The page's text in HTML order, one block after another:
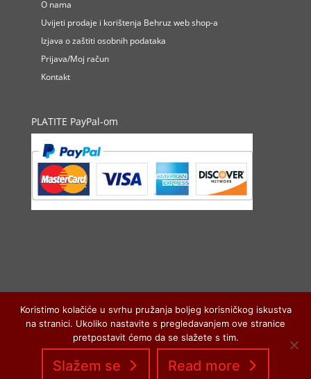
O nama
Uvijeti prodaje i korištenja Behruz web shop-a
Izjava o zaštiti osobnih podataka
Prijava/Moj račun
Kontakt
PLATITE PayPal-om
© 2011-2025 Behruz d.o.o. - carpet web shop - All Rights
Koristimo kolačiće u svrhu pružanja boljeg korisničkog iskustva
na stranici. Ukoliko nastavite s pregledavanjem ove stranice
pretpostavit ćemo da se slažete s tim.
Slažem se Read more